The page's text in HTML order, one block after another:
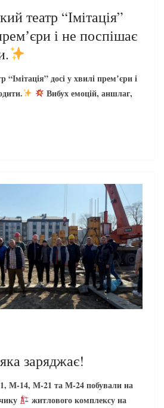
театр “Імітація”
і не поспішає
“Імітація” досі у хвилі премʼєри і
Вибух емоцій, аншлаг,
заряджає!
М‑14, М‑21 та М‑24 побували на
житлового комплексу на